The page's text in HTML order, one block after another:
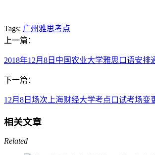
Tags: 广州雅思考点
上一篇：
2018年12月8日中国农业大学雅思口语安排
下一篇：
12月8日场次上海财经大学考点口试考场变
相关文章
Related